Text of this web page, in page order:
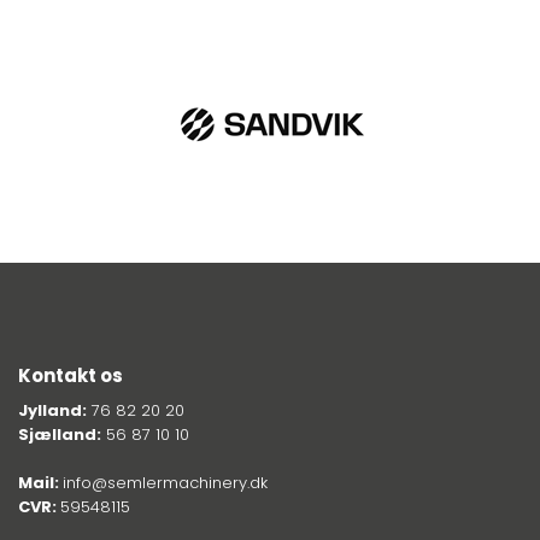
Kontakt os
Jylland: 76 82 20 20
Sjælland: 56 87 10 10
Mail: info@semlermachinery.dk
CVR: 59548115